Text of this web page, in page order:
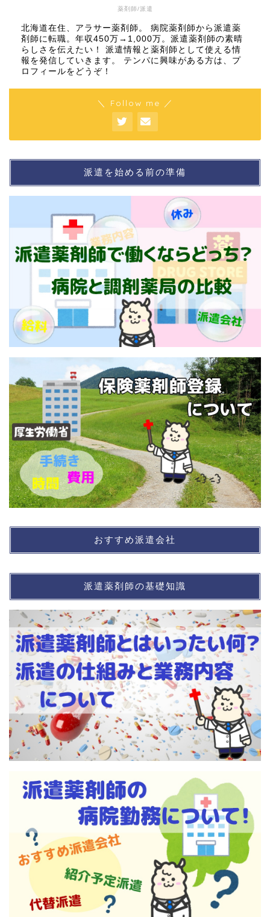
薬剤師/派遣
北海道在住、アラサー薬剤師。 病院薬剤師から派遣薬
剤師に転職。年収450万→1,000万。派遣薬剤師の素晴
らしさを伝えたい！ 派遣情報と薬剤師として使える情
報を発信していきます。 テンパに興味がある方は、プ
ロフィールを どうぞ ！
＼ Follow me ／
派遣を始める前の準備
おすすめ派遣会社
派遣薬剤師の基礎知識